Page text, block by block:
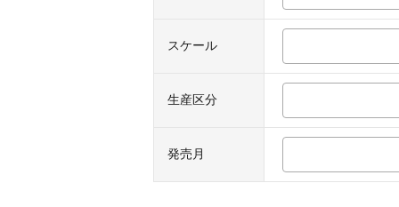
スケール
生産区分
発売月